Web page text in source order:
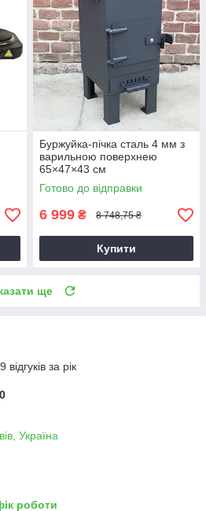
Буржуйка-пічка сталь 4 мм з
варильною поверхнею
65×47×43 см
Готово до відправки
6 999 ₴ 8 748,75 ₴
Купити
ще
за рік
Україна
роботи